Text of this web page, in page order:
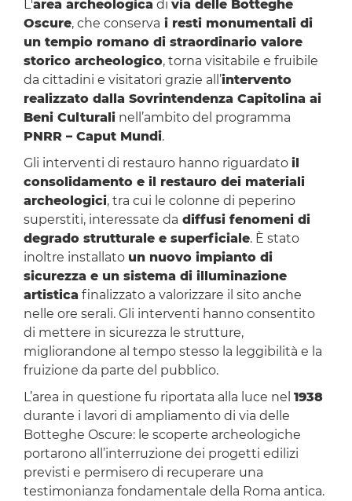
L'area archeologica di via delle Botteghe
Oscure, che conserva i resti monumentali di
un tempio romano di straordinario valore
storico archeologico, torna visitabile e fruibile
da cittadini e visitatori grazie all’intervento
realizzato dalla Sovrintendenza Capitolina ai
Beni Culturalinell’ambito del programma
PNRR – Caput Mundi.
Gli interventi di restauro hanno riguardato il
consolidamento e il restauro dei materiali
archeologici, tra cui le colonne di peperino
superstiti, interessate da diffusi fenomeni di
degrado strutturale e superficiale. È stato
inoltre installato un nuovo impianto di
sicurezza e un sistema di illuminazione
artistica finalizzato a valorizzare il sito anche
nelle ore serali. Gli interventi hanno consentito
di mettere in sicurezza le strutture,
migliorandone al tempo stesso la leggibilità e la
fruizione da parte del pubblico.
L’area in questione fu riportata alla luce nel 1938
durante i lavori di ampliamento di via delle
Botteghe Oscure: le scoperte archeologiche
portarono all’interruzione dei progetti edilizi
previsti e permisero di recuperare una
testimonianza fondamentale della Roma antica.